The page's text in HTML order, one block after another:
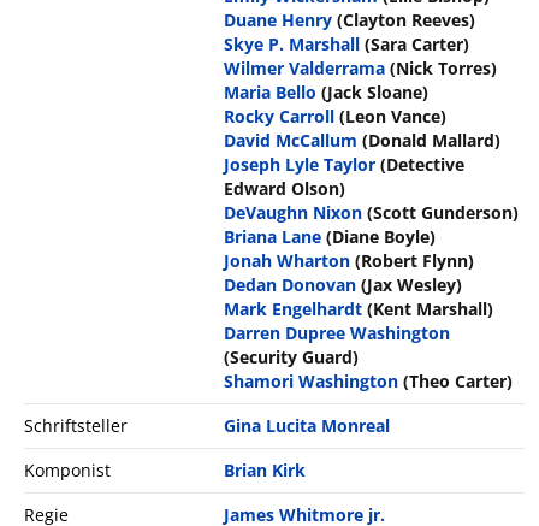
Duane Henry (Clayton Reeves)
Skye P. Marshall (Sara Carter)
Wilmer Valderrama (Nick Torres)
Maria Bello (Jack Sloane)
Rocky Carroll (Leon Vance)
David McCallum (Donald Mallard)
Joseph Lyle Taylor (Detective
Edward Olson)
DeVaughn Nixon (Scott Gunderson)
Briana Lane (Diane Boyle)
Jonah Wharton (Robert Flynn)
Dedan Donovan (Jax Wesley)
Mark Engelhardt (Kent Marshall)
Darren Dupree Washington
(Security Guard)
Shamori Washington (Theo Carter)
Schriftsteller
Gina Lucita Monreal
Komponist
Brian Kirk
Regie
James Whitmore jr.